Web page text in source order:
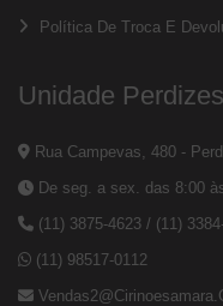
Política De Troca E
Unidade Perdizes
Rua Campevas, 480 -
De seg. a sex. das 8:00
(11) 3875-4623 / (11)
(11) 98517-0112